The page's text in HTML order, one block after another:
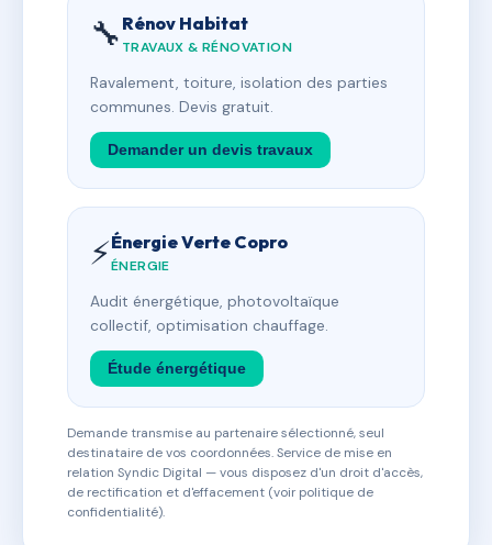
🔧 Rénov Habitat
TRAVAUX & RÉNOVATION
Ravalement, toiture, isolation des parties
communes. Devis gratuit.
Demander un devis travaux
⚡Énergie Verte Copro
ÉNERGIE
Audit énergétique, photovoltaïque
collectif, optimisation chauffage.
Étude énergétique
Demande transmise au partenaire sélectionné, seul
destinataire de vos coordonnées. Service de mise en
relation Syndic Digital — vous disposez d'un droit d'accès,
de rectification et d'effacement (voir politique de
confidentialité).